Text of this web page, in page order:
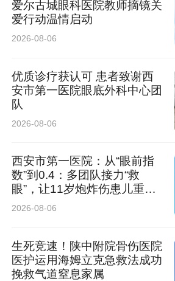
爱尔古城眼科医院教师摘镜关
爱行动温情启动
2026-08-06
优质诊疗获认可 患者致谢西
安市第一医院眼底外科中心团
队
2026-08-06
西安市第一医院：从“眼前指
数”到0.4：多团队接力“救
眼”，让11岁炮炸伤患儿重见
光明
2026-08-06
生死竞速！陕中附院骨伤医院
医护运用海姆立克急救法成功
挽救气道窒息家属